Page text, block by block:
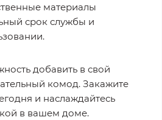
материалы
срок службы и
добавить в свой
комод. Закажите
и наслаждайтесь
в вашем доме.